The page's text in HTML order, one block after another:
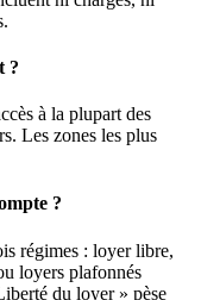
?
à la plupart des
Les zones les plus
?
régimes : loyer libre,
loyers plafonnés
du loyer » pèse